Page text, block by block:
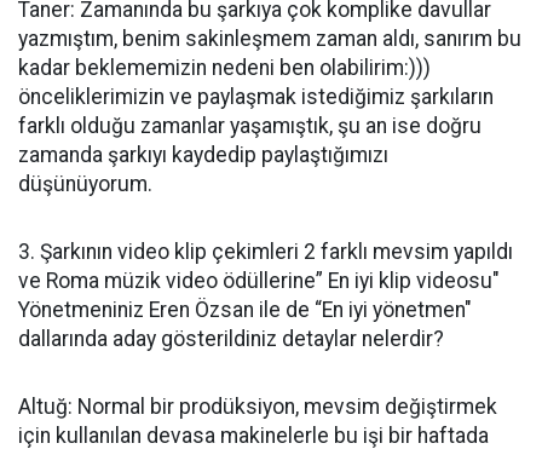
Taner: Zamanında bu şarkıya çok komplike davullar
yazmıştım, benim sakinleşmem zaman aldı, sanırım bu
kadar beklememizin nedeni ben olabilirim:)))
önceliklerimizin ve paylaşmak istediğimiz şarkıların
farklı olduğu zamanlar yaşamıştık, şu an ise doğru
zamanda şarkıyı kaydedip paylaştığımızı
düşünüyorum.
3. Şarkının video klip çekimleri 2 farklı mevsim yapıldı
ve Roma müzik video ödüllerine” En iyi klip videosu"
Yönetmeniniz Eren Özsan ile de “En iyi yönetmen"
dallarında aday gösterildiniz detaylar nelerdir?
Altuğ: Normal bir prodüksiyon, mevsim değiştirmek
için kullanılan devasa makinelerle bu işi bir haftada